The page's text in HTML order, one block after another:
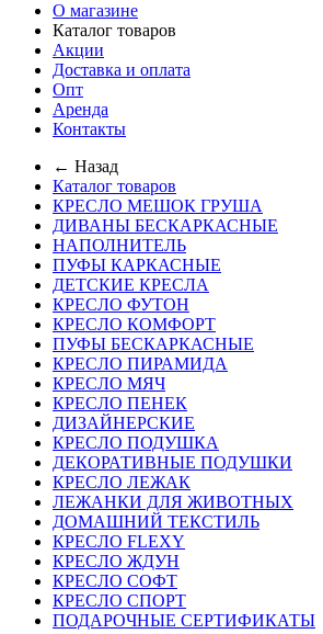
О магазине
Каталог товаров
Акции
Доставка и оплата
Опт
Аренда
Контакты
← Назад
Каталог товаров
КРЕСЛО МЕШОК ГРУША
ДИВАНЫ БЕСКАРКАСНЫЕ
НАПОЛНИТЕЛЬ
ПУФЫ КАРКАСНЫЕ
ДЕТСКИЕ КРЕСЛА
КРЕСЛО ФУТОН
КРЕСЛО КОМФОРТ
ПУФЫ БЕСКАРКАСНЫЕ
КРЕСЛО ПИРАМИДА
КРЕСЛО МЯЧ
КРЕСЛО ПЕНЕК
ДИЗАЙНЕРСКИЕ
КРЕСЛО ПОДУШКА
ДЕКОРАТИВНЫЕ ПОДУШКИ
КРЕСЛО ЛЕЖАК
ЛЕЖАНКИ ДЛЯ ЖИВОТНЫХ
ДОМАШНИЙ ТЕКСТИЛЬ
КРЕСЛО FLEXY
КРЕСЛО ЖДУН
КРЕСЛО СОФТ
КРЕСЛО СПОРТ
ПОДАРОЧНЫЕ СЕРТИФИКАТЫ